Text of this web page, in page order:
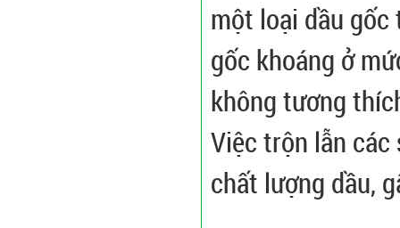
một loại dầu
gốc khoáng ở
không tương
Việc trộn lẫn các
chất lượng dầu,